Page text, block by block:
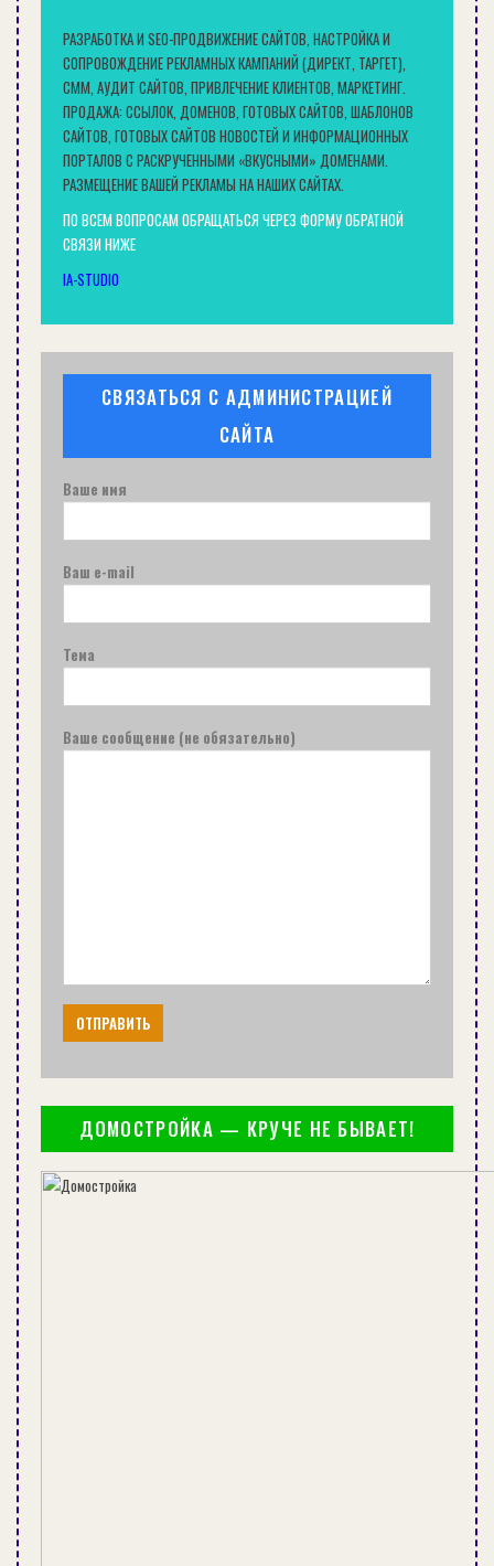
цены на аккумуляторные фонари, которые
намного ниже, чем в других интернет-
магазинах.
Заказать
Чтобы заказать фонари с АКБ в Украине,
достаточно связаться с продавцами магазина
«Абразив».
Контакты:
тел. связь: +38 (067) 343-08-99, +38
(067) 22-050-22, +38 (032) 253-00-14;
онлайн-форма на сайте.
Также магазин имеет удобное расположение
офиса-склада: г. Львов, пл. Кн.Святослава, 11.
Этапы заказа фонарика с АКБ:
Звонок.
Менеджеры интернет-магазина «Абразив»
отреагируют на запрос мгновенно. Дадут
подробные ответы на все вопросы. А также
помогут организовать доставку фонарика с
аккумуляторной батареей в кратчайшие сроки.
Источник
РАЗРАБОТКА И SEO-ПРОДВИЖЕНИЕ САЙТОВ, НАСТРОЙКА И
СОПРОВОЖДЕНИЕ РЕКЛАМНЫХ КАМПАНИЙ (ДИРЕКТ, ТАРГЕТ),
СММ, АУДИТ САЙТОВ, ПРИВЛЕЧЕНИЕ КЛИЕНТОВ, МАРКЕТИНГ.
ПРОДАЖА: ССЫЛОК, ДОМЕНОВ, ГОТОВЫХ САЙТОВ, ШАБЛОНОВ
САЙТОВ, ГОТОВЫХ САЙТОВ НОВОСТЕЙ И ИНФОРМАЦИОННЫХ
ПОРТАЛОВ С РАСКРУЧЕННЫМИ «ВКУСНЫМИ» ДОМЕНАМИ.
РАЗМЕЩЕНИЕ ВАШЕЙ РЕКЛАМЫ НА НАШИХ САЙТАХ.
ПО ВСЕМ ВОПРОСАМ ОБРАЩАТЬСЯ ЧЕРЕЗ ФОРМУ ОБРАТНОЙ
СВЯЗИ НИЖЕ
IA-STUDIO
СВЯЗАТЬСЯ С АДМИНИСТРАЦИЕЙ
САЙТА
Ваше имя
Ваш e-mail
Тема
Ваше сообщение (не обязательно)
ДОМОСТРОЙКА — КРУЧЕ НЕ БЫВАЕТ!